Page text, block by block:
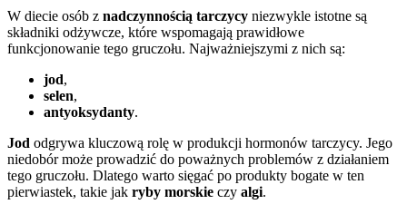
W diecie osób z nadczynnością tarczycy niezwykle istotne są
składniki odżywcze, które wspomagają prawidłowe
funkcjonowanie tego gruczołu. Najważniejszymi z nich są:
jod,
selen,
antyoksydanty.
Jod odgrywa kluczową rolę w produkcji hormonów tarczycy. Jego
niedobór może prowadzić do poważnych problemów z działaniem
tego gruczołu. Dlatego warto sięgać po produkty bogate w ten
pierwiastek, takie jak ryby morskie czy algi.